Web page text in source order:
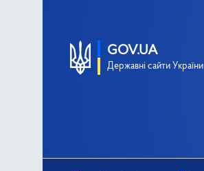
GOV.UA
Державні сайти України